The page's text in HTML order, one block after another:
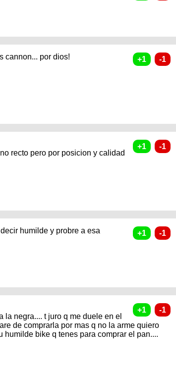
cannon... por dios!
recto pero por posicion y calidad
humilde y probre a esa
negra.... t juro q me duele en el
de comprarla por mas q no la arme quiero
bike q tenes para comprar el pan....